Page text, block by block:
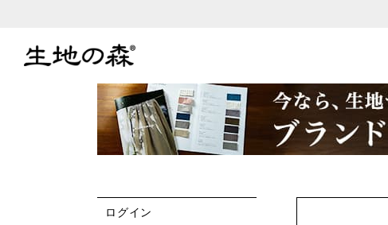
ログイン